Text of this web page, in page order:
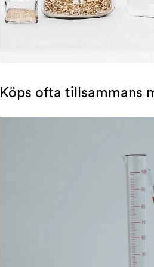
Köps ofta tillsammans